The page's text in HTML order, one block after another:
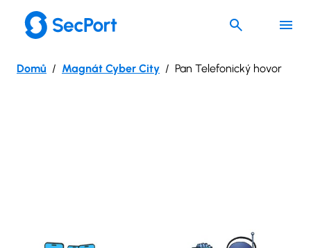
obsah
Domů Magnát Cyber City Pan Telefonický hovor